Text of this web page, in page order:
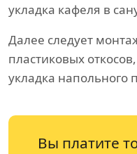
укладка кафеля в
Далее следует
пластиковых
укладка напольного
Вы платите